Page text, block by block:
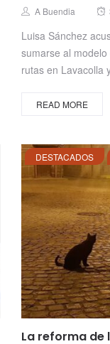
Author
A Buendia
Luisa Sánchez
sumarse al
rutas en Lavacolla
READ MORE
DESTACADOS
La reforma de